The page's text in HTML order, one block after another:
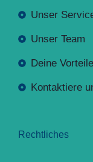
Unser
Unser Team
Deine Vorteile
Kontaktiere
Rechtliches